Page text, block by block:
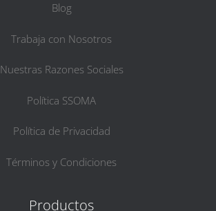
Blog
Trabaja con Nosotros
Nuestras Razones Sociales
Política SSOMA
Política de Privacidad
Términos y Condiciones
Productos